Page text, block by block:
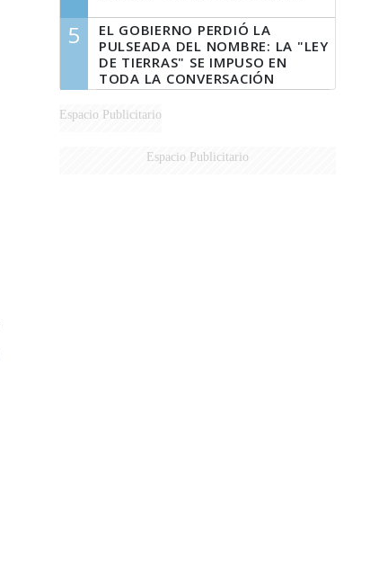
5
EL GOBIERNO PERDIÓ LA
PULSEADA DEL NOMBRE: LA "LEY
DE TIERRAS" SE IMPUSO EN
TODA LA CONVERSACIÓN
DIGITAL
Espacio Publicitario
Espacio Publicitario